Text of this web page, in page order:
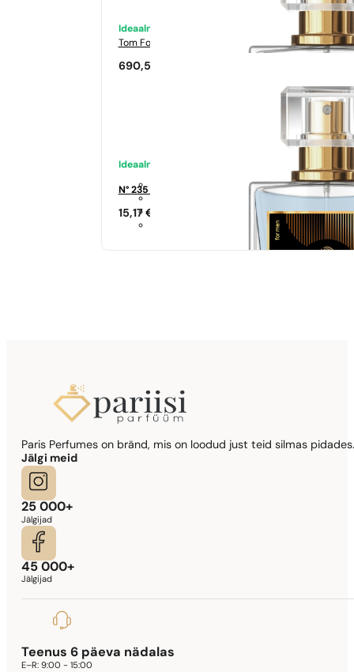
Ideaalne sobivus
Tom Ford
690,50
Ideaalne sobivus
N° 235 - 35%
15,17 €
Sarnased lõhna noodid
Lady Million Prive
Paris Perfumes on bränd, mis on loodud just teid silmas
Jälgi meid
25 000+
Jälgijad
45 000+
Jälgijad
Teenus 6 päeva nädalas
E–R:9:00 - 15:00